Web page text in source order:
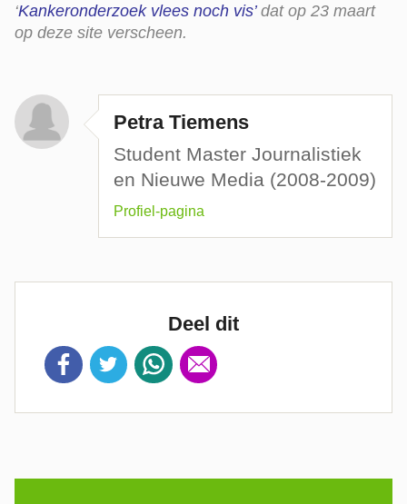
‘Kankeronderzoek vlees noch vis’dat op 23 maart
op deze site verscheen.
Petra Tiemens
Student Master Journalistiek
en Nieuwe Media (2008-2009)
Profiel-pagina
Deel dit